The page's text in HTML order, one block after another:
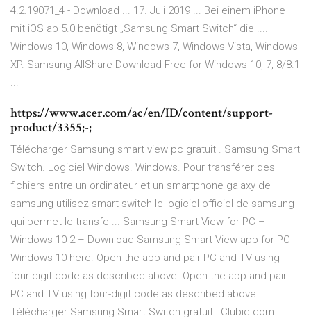
4.2.19071_4 - Download ... 17. Juli 2019 ... Bei einem iPhone
mit iOS ab 5.0 benötigt „Samsung Smart Switch“ die ....
Windows 10, Windows 8, Windows 7, Windows Vista, Windows
XP. Samsung AllShare Download Free for Windows 10, 7, 8/8.1
...
https://www.acer.com/ac/en/ID/content/support-
product/3355;-;
Télécharger Samsung smart view pc gratuit . Samsung Smart
Switch. Logiciel Windows. Windows. Pour transférer des
fichiers entre un ordinateur et un smartphone galaxy de
samsung utilisez smart switch le logiciel officiel de samsung
qui permet le transfe ... Samsung Smart View for PC –
Windows 10 2 – Download Samsung Smart View app for PC
Windows 10 here. Open the app and pair PC and TV using
four-digit code as described above. Open the app and pair
PC and TV using four-digit code as described above.
Télécharger Samsung Smart Switch gratuit | Clubic.com